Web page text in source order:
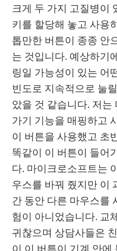
크게 두 가지 고질병이
키를 할당해 놓고 사용
톱만한 버튼이 종종 안
는 것입니다. 예상하기
링일 가능성이 있는 어
빈도로 지속적으로 눌
았을 것 같습니다. 저
가기 기능을 매핑하고
이 버튼을 사용했고 초
똑같이 이 버튼이 들어
다. 마이크로소프트는
우스를 바꿔 줬지만 이
간 동안 다른 마우스를
험이 아니었습니다. 교
귀찮으며 상담사들은